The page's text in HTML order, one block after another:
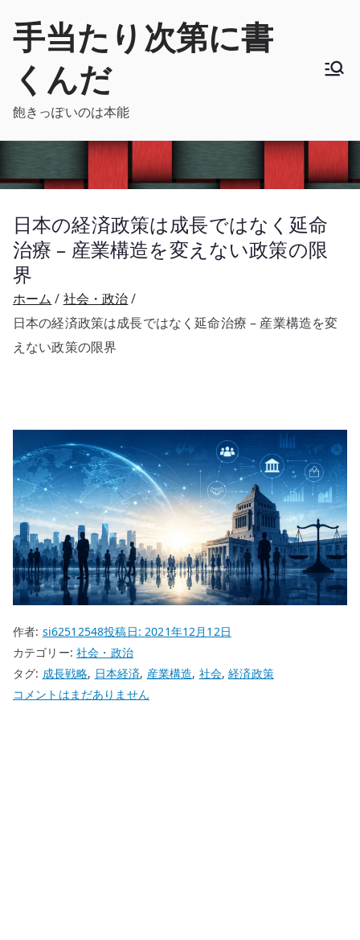
手当たり次第に書
くんだ
飽きっぽいのは本能
日本の経済政策は成長ではなく延命
治療 – 産業構造を変えない政策の限
界
ホーム
社会・政治
日本の経済政策は成長ではなく延命治療 – 産業構造を変
えない政策の限界
作者: si62512548投稿日:2021年12月12日
カテゴリー:社会・政治
タグ: 成長戦略, 日本経済, 産業構造, 社会,経済政策
日
コメントはまだありません